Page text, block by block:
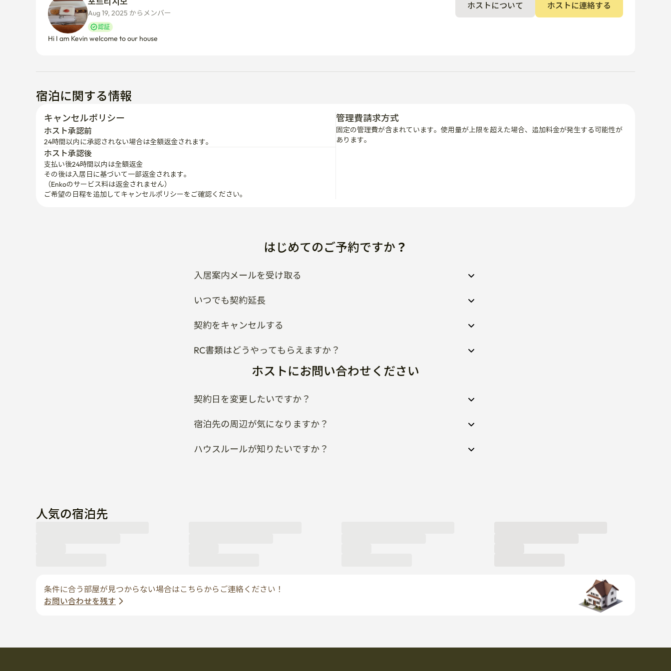
Aug 19, 2025 からメンバー
認証
ホストについて ホストに連絡する
Hi I am Kevin welcome to our house
宿泊に関する情報
キャンセルポリシー
ホスト承認前
24時間以内に承認されない場合は全額返金されます。
ホスト承認後
支払い後24時間以内は全額返金
その後は入居日に基づいて一部返金されます。
（Enkoのサービス料は返金されません）
ご希望の日程を追加してキャンセルポリシーをご確認ください。
管理費請求方式
固定の管理費が含まれています。使用量が上限を超えた場合、追加料金が発生する可能性が
あります。
はじめてのご予約ですか？
入居案内メールを受け取る
いつでも契約延長
契約をキャンセルする
RC書類はどうやってもらえますか？
ホストにお問い合わせください
契約日を変更したいですか？
宿泊先の周辺が気になりますか？
ハウスルールが知りたいですか？
人気の宿泊先
条件に合う部屋が見つからない場合はこちらからご連絡ください！
お問い合わせを残す